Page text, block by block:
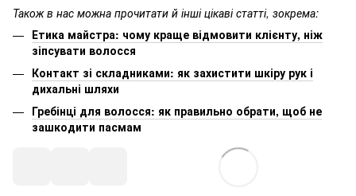
Також в нас можна прочитати й інші цікаві статті, зокрема:
Етика майстра: чому краще відмовити клієнту, ніж
зіпсувати волосся
Контакт зі складниками: як захистити шкіру рук і
дихальні шляхи
Гребінці для волосся: як правильно обрати, щоб не
зашкодити пасмам